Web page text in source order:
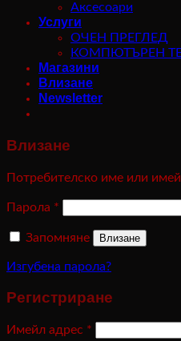
Аксесоари
Услуги
ОЧЕН ПРЕГЛЕД
КОМПЮТЪРЕН
Магазини
Влизане
Newsletter
Влизане
Потребителско име или
Парола *
Запомняне Влизане
Изгубена парола?
Регистриране
Имейл адрес *